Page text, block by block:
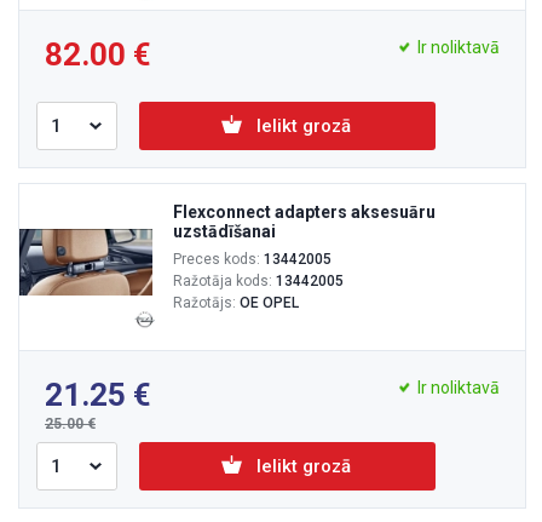
82.00 Ir noliktavā
Ielikt grozā
Flexconnect adapters aksesuāru
uzstādīšanai
Preces kods: 13442005
Ražotāja kods: 13442005
Ražotājs: OE OPEL
21.25
25.00
Ir noliktavā
Ielikt grozā